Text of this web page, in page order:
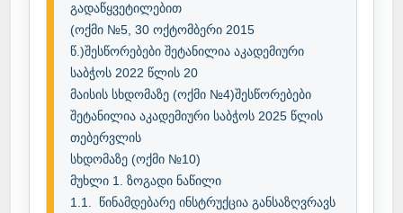
გადაწყვეტილებით
(ოქმი №5, 30 ოქტომბერი 2015
წ.)შესწორებები შეტანილია აკადემიური
საბჭოს 2022 წლის 20
მაისის სხდომაზე (ოქმი №4)შესწორებები
შეტანილია აკადემიური საბჭოს 2025 წლის
თებერვლის
სხდომაზე (ოქმი №10)
მუხლი 1. ზოგადი ნაწილი
1.1.	წინამდებარე ინსტრუქცია განსაზღვრავს